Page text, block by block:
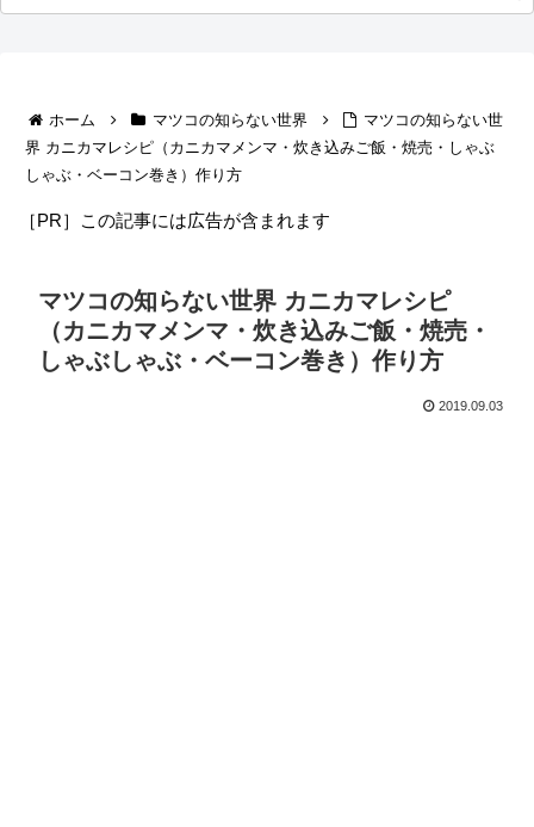
ホーム マツコの知らない世界
マツコの知らない世
界 カニカマレシピ（カニカマメンマ・炊き込みご飯・焼売・しゃぶ
しゃぶ・ベーコン巻き）作り方
［PR］この記事には広告が含まれます
マツコの知らない世界 カニカマレシピ
（カニカマメンマ・炊き込みご飯・焼売・
しゃぶしゃぶ・ベーコン巻き）作り方
2019.09.03